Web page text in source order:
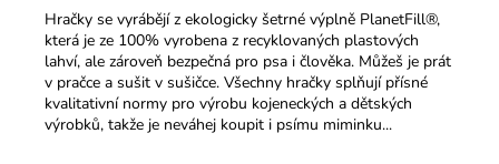
Hračky se vyrábějí z ekologicky šetrné výplně PlanetFill®,
která je ze 100% vyrobena z recyklovaných plastových
lahví, ale zároveň bezpečná pro psa i člověka. Můžeš je prát
v pračce a sušit v sušičce. Všechny hračky splňují přísné
kvalitativní normy pro výrobu kojeneckých a dětských
výrobků, takže je neváhej koupit i psímu miminku...